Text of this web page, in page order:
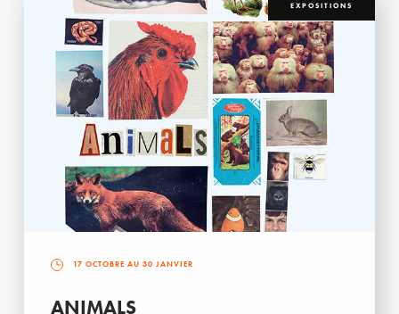
EXPOSITIONS
17 OCTOBRE AU 30 JANVIER
ANIMALS